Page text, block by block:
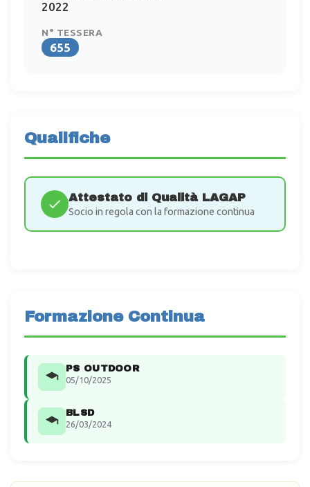
2022
N° TESSERA
655
Qualifiche
Attestato di Qualità LAGAP
Socio in regola con la formazione continua
Formazione Continua
PS OUTDOOR
05/10/2025
BLSD
26/03/2024